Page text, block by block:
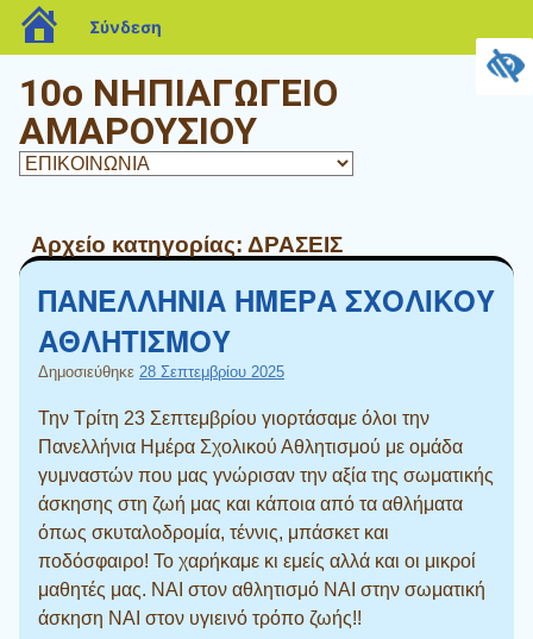
10o ΝΗΠΙΑΓΩΓΕΙΟ
ΑΜΑΡΟΥΣΙΟΥ
Αρχείο κατηγορίας: ΔΡΑΣΕΙΣ
ΠΑΝΕΛΛΗΝΙΑ ΗΜΕΡΑ ΣΧΟΛΙΚΟΥ
ΑΘΛΗΤΙΣΜΟΥ
Δημοσιεύθηκε 28 Σεπτεμβρίου 2025
Την Τρίτη 23 Σεπτεμβρίου γιορτάσαμε όλοι την
Πανελλήνια Ημέρα Σχολικού Αθλητισμού με ομάδα
γυμναστών που μας γνώρισαν την αξία της σωματικής
άσκησης στη ζωή μας και κάποια από τα αθλήματα
όπως σκυταλοδρομία, τέννις, μπάσκετ και
ποδόσφαιρο! Το χαρήκαμε κι εμείς αλλά και οι μικροί
μαθητές μας. ΝΑΙ στον αθλητισμό ΝΑΙ στην σωματική
άσκηση ΝΑΙ στον υγιεινό τρόπο ζωής!!
blogs.sch.gr
Σύνδεση